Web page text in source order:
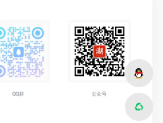
QQ群 公众号